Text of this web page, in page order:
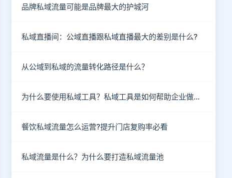
品牌私域流量可能是品牌最大的护城河
私域直播间：公域直播跟私域直播最大的差别是什么?
从公域到私域的流量转化路径是什么？
为什么要使用私域工具？私域工具是如何帮助企业做私域的？
餐饮私域流量怎么运营?提升门店复购率必看
私域流量是什么？为什么要打造私域流量池